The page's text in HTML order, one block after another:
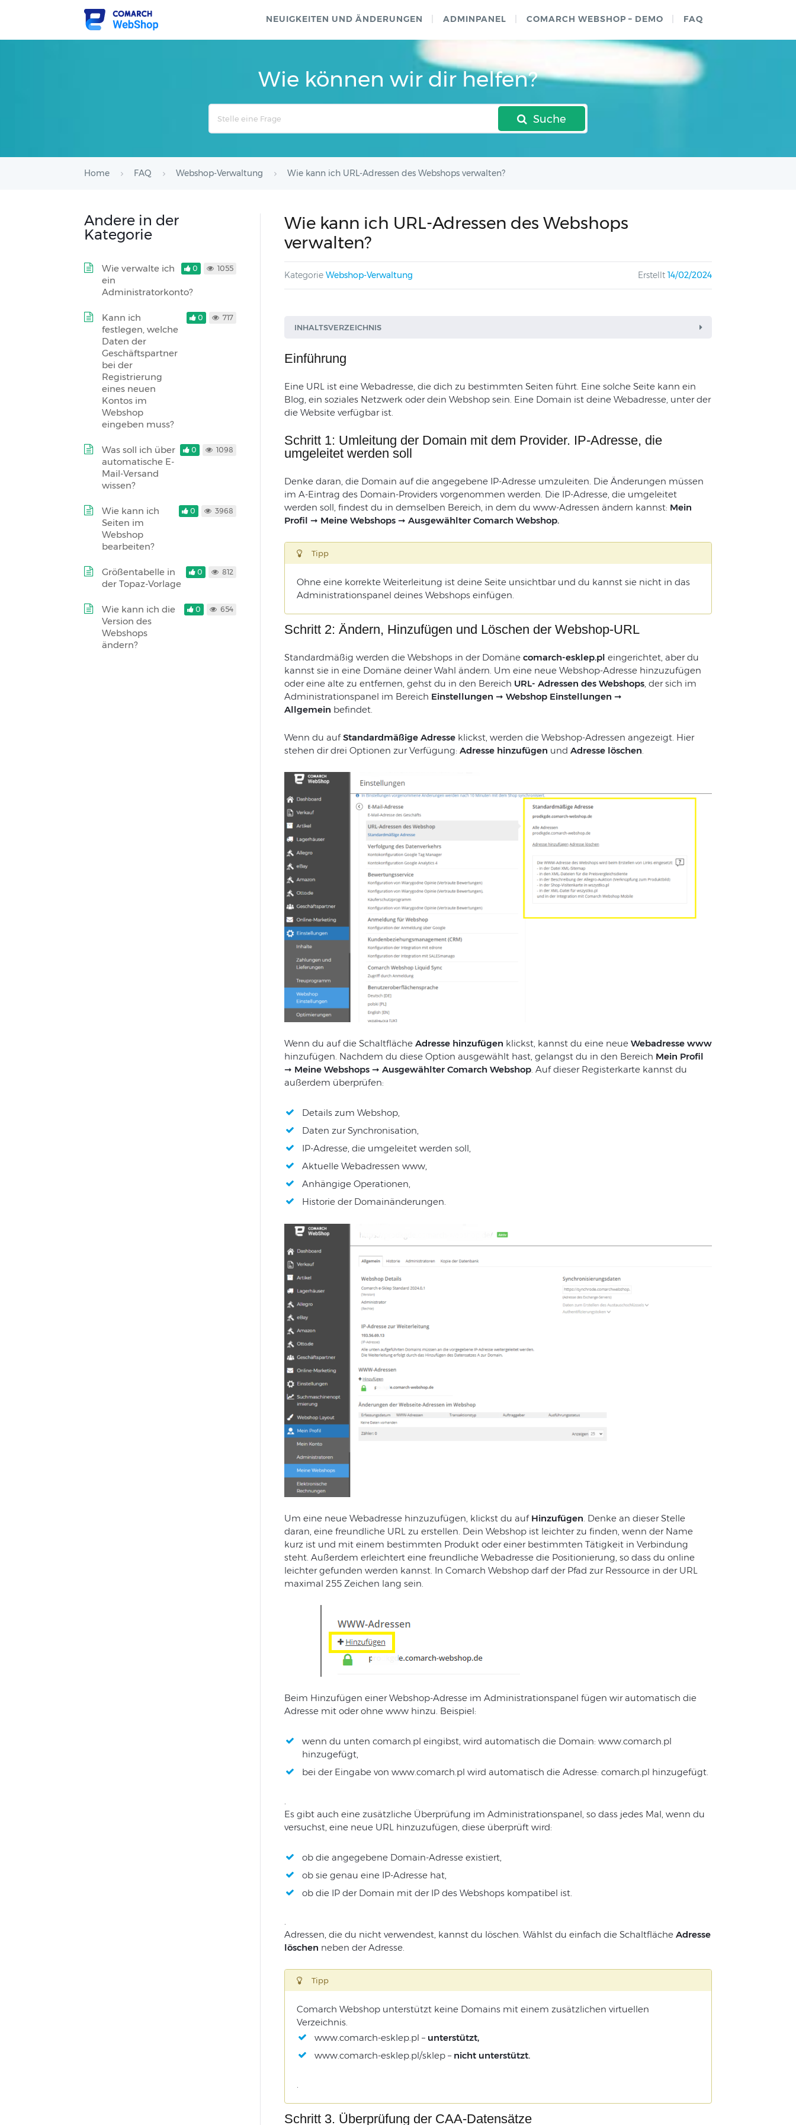
NEUIGKEITEN UND ÄNDERUNGEN ADMINPANEL COMARCH WEBSHOP – DEMO FAQ
Wie können wir dir helfen?
Suche
Home FAQ Webshop-Verwaltung Wie kann ich URL-Adressen des Webshops verwalten?
Wie kann ich URL-Adressen des Webshops
verwalten?
Kategorie Webshop-Verwaltung Erstellt 14/02/2024
INHALTSVERZEICHNIS
Einführung
Eine URL ist eine Webadresse, die dich zu bestimmten Seiten führt. Eine solche Seite kann ein
Blog, ein soziales Netzwerk oder dein Webshop sein. Eine Domain ist deine Webadresse, unter der
die Website verfügbar ist.
Schritt 1: Umleitung der Domain mit dem Provider. IP-Adresse, die
umgeleitet werden soll
Denke daran, die Domain auf die angegebene IP-Adresse umzuleiten. Die Änderungen müssen
im A-Eintrag des Domain-Providers vorgenommen werden. Die IP-Adresse, die umgeleitet
werden soll, findest du in demselben Bereich, in dem du www-Adressen ändern kannst: Mein
Profil ➞ Meine Webshops ➞ Ausgewählter Comarch Webshop.
Tipp
Ohne eine korrekte Weiterleitung ist deine Seite unsichtbar und du kannst sie nicht in das
Administrationspanel deines Webshops einfügen.
Schritt 2: Ändern, Hinzufügen und Löschen der Webshop-URL
Standardmäßig werden die Webshops in der Domäne comarch-esklep.pl eingerichtet, aber du
kannst sie in eine Domäne deiner Wahl ändern. Um eine neue Webshop-Adresse hinzuzufügen
oder eine alte zu entfernen, gehst du in den Bereich URL- Adressen des Webshops, der sich im
Administrationspanel im Bereich Einstellungen ➞ Webshop Einstellungen ➞
Allgemein befindet.
Wenn du aufStandardmäßige Adresseklickst, werden die Webshop-Adressen angezeigt. Hier
stehen dir drei Optionen zur Verfügung: Adresse hinzufügen und Adresse löschen
Wenn du auf die Schaltfläche Adresse hinzufügen klickst, kannst du eine neue Webadresse www
hinzufügen. Nachdem du diese Option ausgewählt hast, gelangst du in den Bereich Mein Profil
➞ Meine Webshops ➞ Ausgewählter Comarch Webshop. Auf dieser Registerkarte kannst du
außerdem überprüfen:
Details zum Webshop,
Daten zur Synchronisation,
IP-Adresse, die umgeleitet werden soll,
Aktuelle Webadressen www,
Anhängige Operationen,
Historie der Domainänderungen.
Um eine neue Webadresse hinzuzufügen, klickst du auf Hinzufügen. Denke an dieser Stelle
daran, eine freundliche URL zu erstellen. Dein Webshop ist leichter zu finden, wenn der Name
kurz ist und mit einem bestimmten Produkt oder einer bestimmten Tätigkeit in Verbindung
steht. Außerdem erleichtert eine freundliche Webadresse die Positionierung, so dass du online
leichter gefunden werden kannst. In Comarch Webshop darf der Pfad zur Ressource in der URL
maximal 255 Zeichen lang sein.
Beim Hinzufügen einer Webshop-Adresse im Administrationspanel fügen wir automatisch die
Adresse mit oder ohne www hinzu. Beispiel:
wenn du unten comarch.pl eingibst, wird automatisch die Domain: www.comarch.pl
hinzugefügt,
bei der Eingabe von www.comarch.pl wird automatisch die Adresse: comarch.pl hinzugefügt.
Es gibt auch eine zusätzliche Überprüfung im Administrationspanel, so dass jedes Mal, wenn du
versuchst, eine neue URL hinzuzufügen, diese überprüft wird:
ob die angegebene Domain-Adresse existiert,
ob sie genau eine IP-Adresse hat,
ob die IP der Domain mit der IP des Webshops kompatibel ist.
.
Adressen, die du nicht verwendest, kannst du löschen. Wählst du einfach die Schaltfläche Adresse
löschen neben der Adresse.
Tipp
Comarch Webshop unterstützt keine Domains mit einem zusätzlichen virtuellen
Verzeichnis.
www.comarch-esklep.pl – unterstützt,
www.comarch-esklep.pl/sklep – nicht unterstützt.
Schritt 3. Überprüfung der CAA-Datensätze
Andere in der
Kategorie
Wie verwalte ich
ein
Administratorkonto?
0 1055
Kann ich
festlegen, welche
Daten der
Geschäftspartner
bei der
Registrierung
eines neuen
Kontos im
Webshop
eingeben muss?
0 717
Was soll ich über
automatische E-
Mail-Versand
wissen?
0 1098
Wie kann ich
Seiten im
Webshop
bearbeiten?
0 3968
Größentabelle in
der Topaz-Vorlage
0 812
Wie kann ich die
Version des
Webshops
ändern?
0 654